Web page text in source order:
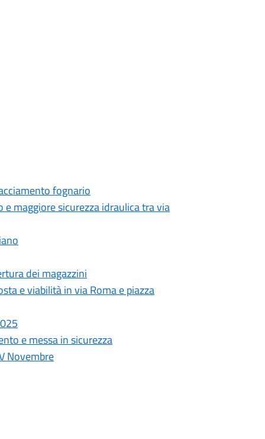
fognario
maggiore sicurezza idraulica tra via
dei magazzini
e viabilità in via Roma e piazza
e messa in sicurezza
Novembre